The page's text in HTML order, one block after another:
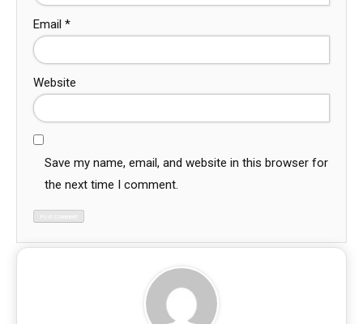
Email *
Website
Save my name, email, and website in this browser for
the next time I comment.